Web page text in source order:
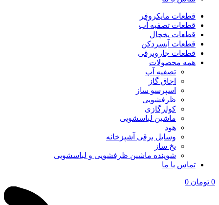
قطعات مایکروفر
قطعات تصفیه آب
قطعات یخچال
قطعات آبسردکن
قطعات جاروبرقی
همه محصولات
تصفیه آب
اجاق گاز
اسپرسو ساز
ظرفشویی
کولرگازی
ماشین لباسشویی
هود
وسایل برقی آشپزخانه
یخ ساز
شوینده ماشین ظرفشویی و لباسشویی
تماس با ما
0 تومان 0